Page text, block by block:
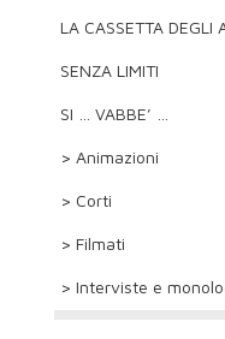
LA CASSETTA DEGLI
SENZA LIMITI
SI … VABBE’ …
> Animazioni
> Corti
> Filmati
> Interviste e